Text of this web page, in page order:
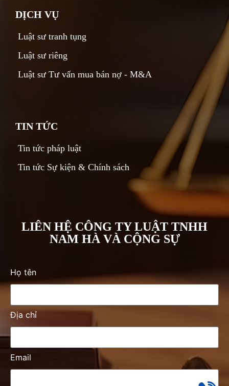
DỊCH VỤ
Luật sư tranh tụng
Luật sư riêng
Luật sư Tư vấn mua bán nợ - M&A
TIN TỨC
Tin tức pháp luật
Tin tức Sự kiện & Chính sách
LIÊN HỆ CÔNG TY LUẬT TNHH
NAM HÀ VÀ CỘNG SỰ
Họ tên
Địa chỉ
Email